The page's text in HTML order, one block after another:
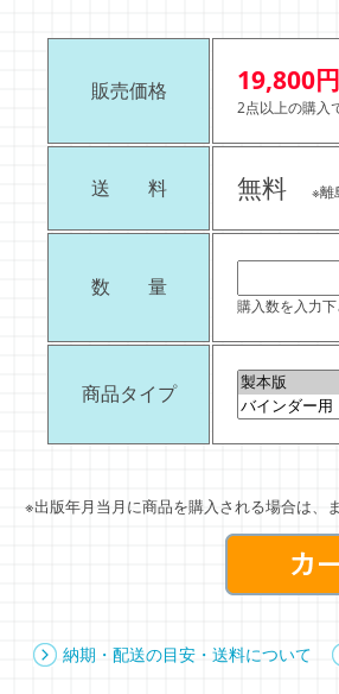
販売価格 19,800
2点以上の購入
送 料 無料 ※離
数 量
購入数を入力
商品タイプ
※出版年月当月に商品を購入される場合は、
納期・配送の目安・送料について